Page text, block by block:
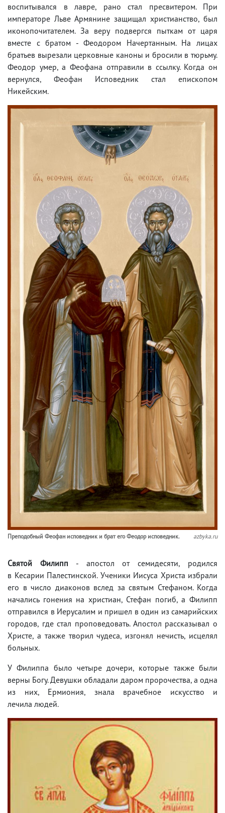
воспитывался в лавре, рано стал пресвитером. При
императоре Льве Армянине защищал христианство, был
иконопочитателем. За веру подвергся пыткам от царя
вместе с братом - Феодором Начертанным. На лицах
братьев вырезали церковные каноны и бросили в тюрьму.
Феодор умер, а Феофана отправили в ссылку. Когда он
вернулся, Феофан Исповедник стал епископом
Никейским.
Пре­по­доб­ный Фе­о­фан ис­по­вед­ник и брат его Фе­о­дор ис­по­вед­ник. azbyka.ru
Святой Филипп - апостол от семидесяти, родился
в Кесарии Палестинской. Ученики Иисуса Христа избрали
его в число диаконов вслед за святым Стефаном. Когда
начались гонения на христиан, Стефан погиб, а Филипп
отправился в Иерусалим и пришел в один из самарийских
городов, где стал проповедовать. Апостол рассказывал о
Христе, а также творил чудеса, изгонял нечисть, исцелял
больных.
У Филиппа было четыре дочери, которые также были
верны Богу. Девушки обладали даром пророчества, а одна
из них, Ермиония, знала врачебное искусство и
лечила людей.